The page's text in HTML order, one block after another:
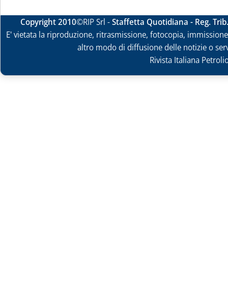
Copyright 2010©RIP Srl -Staffetta Quotidiana - Reg.
E' vietata la riproduzione, ritrasmissione, fotocopia,
altro modo di diffusione delle notizie o
Rivista Italiana